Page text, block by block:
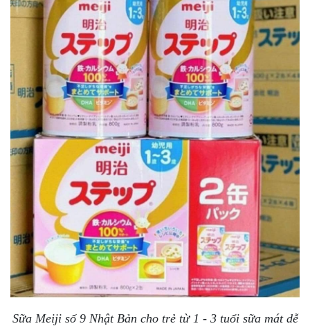
Sữa Meiji số 9 Nhật Bản cho trẻ từ 1 - 3 tuổi sữa mát dễ